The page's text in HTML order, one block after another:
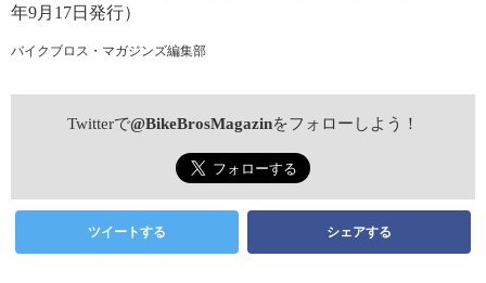
年9月17日発行）
バイクブロス・マガジンズ編集部
Twitterで@BikeBrosMagazinをフォローしよう！
ツイートする シェアする